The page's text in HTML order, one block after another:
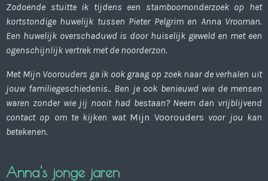
Zodoende stuitte ik tijdens een stamboomonderzoek op het
kortstondige huwelijk tussen Pieter Pelgrim en Anna Vrooman.
Een huwelijk overschaduwd is door huiselijk geweld en met een
ogenschijnlijk vertrek met de noorderzon.
Met Mijn Voorouders ga ik ook graag op zoek naar de verhalen uit
jouw familiegeschiedenis.. Ben je ook benieuwd wie de mensen
waren zonder wie jij nooit had bestaan? Neem dan vrijblijvend
contact op om te kijken wat Mijn Voorouders voor jou kan
betekenen.
Anna's jonge jaren